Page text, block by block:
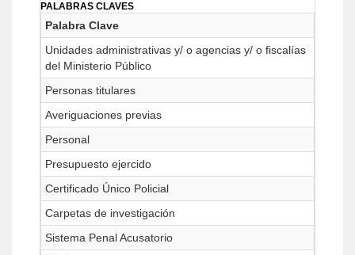
PALABRAS CLAVES
Palabra Clave
Unidades administrativas y/ o agencias y/ o fiscalías
del Ministerio Público
Personas titulares
Averiguaciones previas
Personal
Presupuesto ejercido
Certificado Único Policial
Carpetas de investigación
Sistema Penal Acusatorio